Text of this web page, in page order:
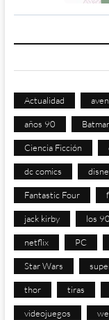
Actualidad
años 90
Ciencia Ficción
dc comics
Fantastic Four
jack kirby los 90
netflix PC
Star Wars
thor tiras
videojuegos